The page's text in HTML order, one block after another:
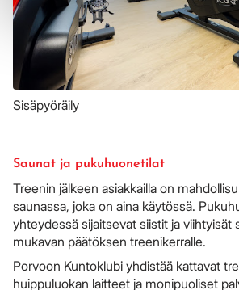
Sisäpyöräily
Saunat ja pukuhuonetilat
Treenin jälkeen asiakkailla on
saunassa, joka on aina käytössä.
yhteydessä sijaitsevat siistit ja viihtyisät
mukavan päätöksen treenikerralle.
Porvoon Kuntoklubi yhdistää kattavat
huippuluokan laitteet ja monipuoliset